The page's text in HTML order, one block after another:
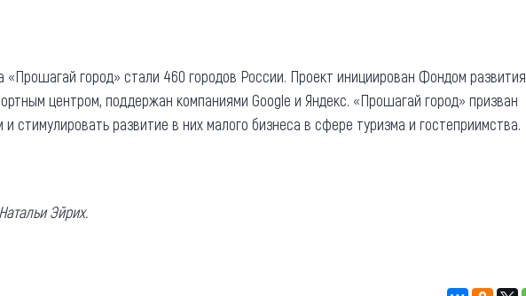
«Прошагай город» стали 460 городов России. Проект инициирован Фондом развития
центром, поддержан компаниями Google и Яндекс. «Прошагай город» призван
стимулировать развитие в них малого бизнеса в сфере туризма и гостеприимства.
Эйрих.